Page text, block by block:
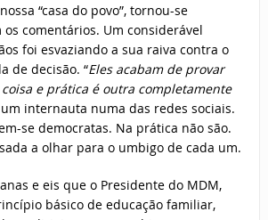
“casa do povo”, tornou-se
comentários. Um considerável
foi esvaziando a sua raiva contra o
de decisão. “Eles acabam de provar
e prática é outra completamente
um internauta numa das redes sociais.
se democratas. Na prática não são.
a olhar para o umbigo de cada um.
e eis que o Presidente do MDM,
básico de educação familiar,